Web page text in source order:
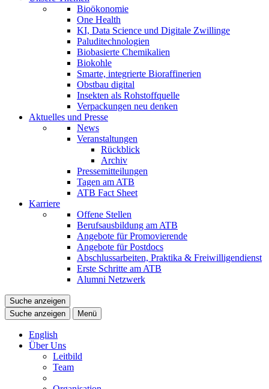
Bioökonomie
One Health
KI, Data Science und Digitale Zwillinge
Paluditechnologien
Biobasierte Chemikalien
Biokohle
Smarte, integrierte Bioraffinerien
Obstbau digital
Insekten als Rohstoffquelle
Verpackungen neu denken
Aktuelles und Presse
News
Veranstaltungen
Rückblick
Archiv
Pressemitteilungen
Tagen am ATB
ATB Fact Sheet
Karriere
Offene Stellen
Berufsausbildung am ATB
Angebote für Promovierende
Angebote für Postdocs
Abschlussarbeiten, Praktika & Freiwilligendienst
Erste Schritte am ATB
Alumni Netzwerk
Suche anzeigen
Suche anzeigen
Menü
English
Über Uns
Leitbild
Team